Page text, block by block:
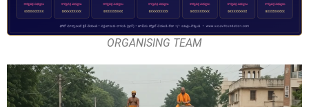
ORGANISING TEAM